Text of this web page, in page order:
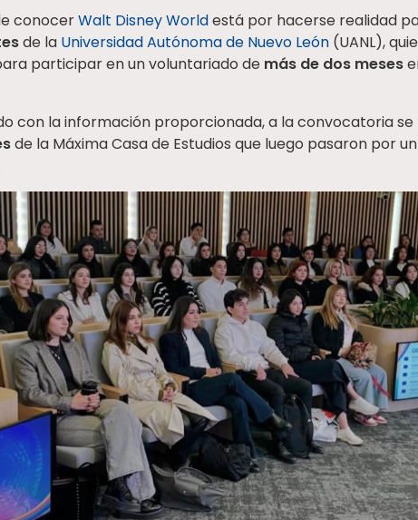
conocerWalt Disney Worldestá por hacerse realidad
de la Universidad Autónoma de Nuevo León (UANL),
participar en un voluntariado de más de dos meses
con la información proporcionada, a la convocatoria
de la Máxima Casa de Estudios que luego pasaron por